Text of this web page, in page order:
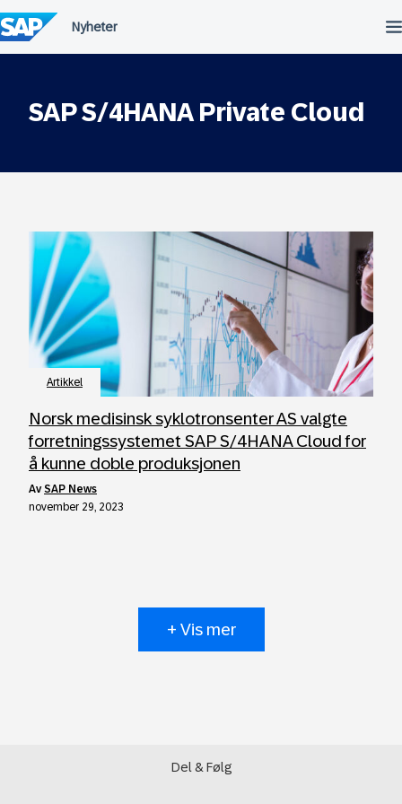
til
innhold
SAP S/4HANA Private Cloud
Artikkel
Norsk medisinsk syklotronsenter AS valgte
forretningssystemet SAP S/4HANA Cloud for
å kunne doble produksjonen
avSAP News
november 29, 2023
+ Vis mer
Del & Følg